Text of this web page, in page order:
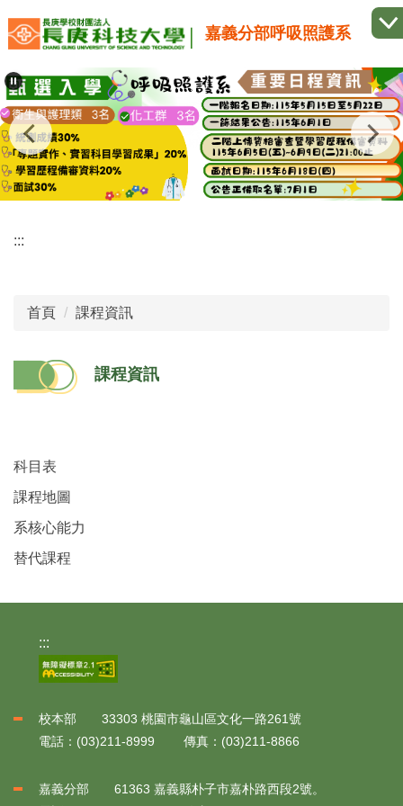
到
要
內
容
區
嘉義分部呼吸照護系
:::
首頁 課程資訊
課程資訊
科目表
課程地圖
系核心能力
替代課程
:::
校本部 33303 桃園市龜山區文化一路261號
電話：(03)211-8999 傳真：(03)211-8866
嘉義分部 61363 嘉義縣朴子市嘉朴路西段2號。